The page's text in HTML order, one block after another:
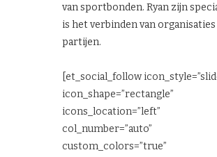
van sportbonden. Ryan zijn
is het verbinden van
partijen.
[et_social_follow
icon_shape=”rectangle”
icons_location=”left”
col_number=”auto”
custom_colors=”true”